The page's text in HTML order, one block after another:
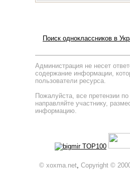
Поиск одноклассников в
Администрация не несет
содержание информации,
пользователи ресурса.
Пожалуйста, все претензии по
направляйте участнику,
информацию.
© xoxma.net, Copyright ©